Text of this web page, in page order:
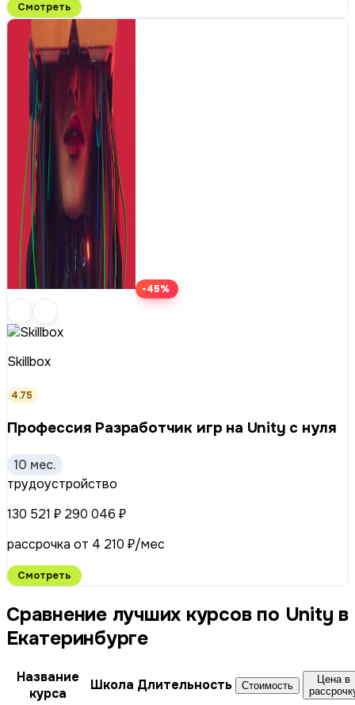
Смотреть
-45%
Skillbox
4.75
Профессия Разработчик игр на Unity с нуля
10 мес.
трудоустройство
130 521 ₽ 290 046 ₽
рассрочка от 4 210 ₽/мес
Смотреть
Сравнение лучших курсов по Unity в
Екатеринбурге
Название
курса
Школа Длительность Стоимость
Цена в